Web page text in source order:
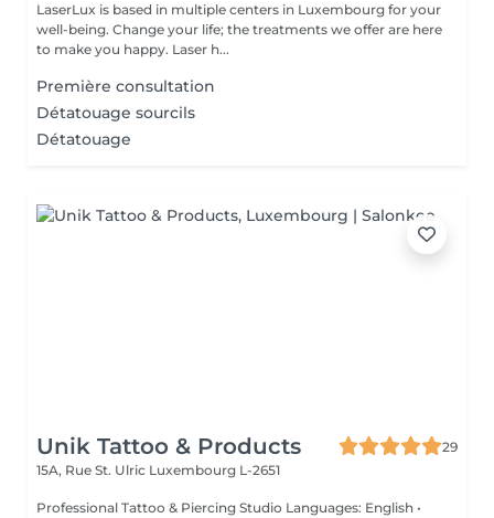
LaserLux is based in multiple centers in Luxembourg for your
well-being. Change your life; the treatments we offer are here
to make you happy. Laser h...
Première consultation
Détatouage sourcils
Détatouage
Unik Tattoo & Products
29
15A, Rue St. Ulric Luxembourg L-2651
Professional Tattoo & Piercing Studio Languages: English •